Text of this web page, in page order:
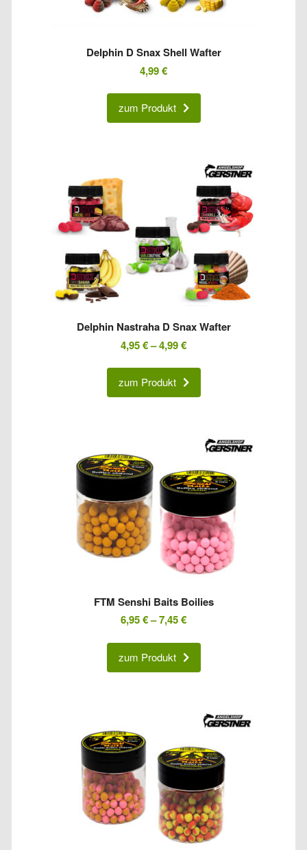
Delphin D Snax Shell Wafter
4,99€
zum Produkt
Delphin Nastraha D Snax Wafter
4,95€–4,99€
zum Produkt
FTM Senshi Baits Boilies
6,95€–7,45€
zum Produkt